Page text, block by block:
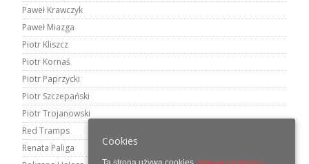
Paweł Krawczyk
Paweł Miazga
Piotr Kliszcz
Piotr Kornaś
Piotr Paprzycki
Piotr Szczepański
Piotr Trojanowski
Red Tramps
Renata Paliga
Cookies